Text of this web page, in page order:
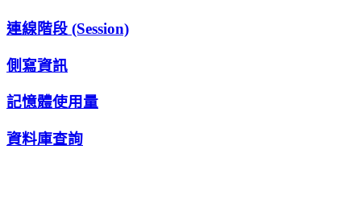
連線階段 (Session)
側寫資訊
記憶體使用量
資料庫查詢